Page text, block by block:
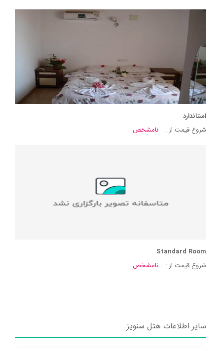
استاندارد
شروع قیمت از :
نامشخص
Standard Room
شروع قیمت از :
نامشخص
سایر اطلاعات هتل سنویز